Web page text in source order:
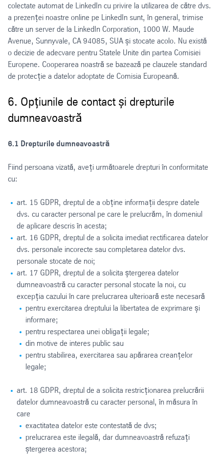
colectate automat de LinkedIn cu privire la utilizarea de către dvs.
a prezenței noastre online pe LinkedIn sunt, în general, trimise
către un server de la LinkedIn Corporation, 1000 W. Maude
Avenue, Sunnyvale, CA 94085, SUA și stocate acolo. Nu există
o decizie de adecvare pentru Statele Unite din partea Comisiei
Europene. Cooperarea noastră se bazează pe clauzele standard
de protecție a datelor adoptate de Comisia Europeană.
6. Opțiunile de contact și drepturile
dumneavoastră
6.1 Drepturile dumneavoastră
Fiind persoana vizată, aveți următoarele drepturi în conformitate
cu:
art. 15 GDPR, dreptul de a obține informații despre datele
dvs. cu caracter personal pe care le prelucrăm, în domeniul
de aplicare descris în acesta;
art. 16 GDPR, dreptul de a solicita imediat rectificarea datelor
dvs. personale incorecte sau completarea datelor dvs.
personale stocate de noi;
art. 17 GDPR, dreptul de a solicita ștergerea datelor
dumneavoastră cu caracter personal stocate la noi, cu
excepția cazului în care prelucrarea ulterioară este necesară
pentru exercitarea dreptului la libertatea de exprimare și
informare;
pentru respectarea unei obligații legale;
din motive de interes public sau
pentru stabilirea, exercitarea sau apărarea creanțelor
legale;
art. 18 GDPR, dreptul de a solicita restricționarea prelucrării
datelor dumneavoastră cu caracter personal, în măsura în
care
exactitatea datelor este contestată de dvs;
prelucrarea este ilegală, dar dumneavoastră refuzați
ștergerea acestora;